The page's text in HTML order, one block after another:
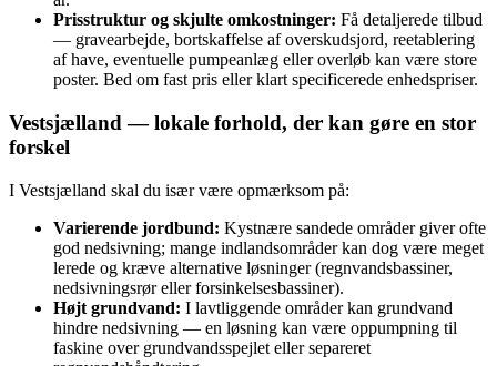
Prisstruktur og skjulte omkostninger: Få detaljerede tilbud
— gravearbejde, bortskaffelse af overskudsjord, reetablering
af have, eventuelle pumpeanlæg eller overløb kan være store
poster. Bed om fast pris eller klart specificerede enhedspriser.
Vestsjælland — lokale forhold, der kan gøre en stor
forskel
I Vestsjælland skal du især være opmærksom på:
Varierende jordbund: Kystnære sandede områder giver ofte
god nedsivning; mange indlandsområder kan dog være meget
lerede og kræve alternative løsninger (regnvandsbassiner,
nedsivningsrør eller forsinkelsesbassiner).
Højt grundvand: I lavtliggende områder kan grundvand
hindre nedsivning — en løsning kan være oppumpning til
faskine over grundvandsspejlet eller separeret